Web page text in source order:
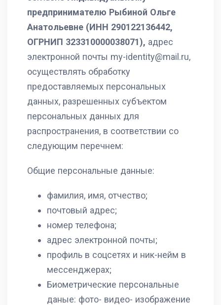
предпринимателю Рыбиной Ольге
Анатольевне (ИНН 290122136442,
ОГРНИП 323310000038071), адрес
электронной почты my-identity@mail.ru,
осуществлять обработку
предоставляемых персональных
данных, разрешенных субъектом
персональных данных для
распространения, в соответствии со
следующим перечнем:
Общие персональные данные:
фамилия, имя, отчество;
почтовый адрес;
номер телефона;
адрес электронной почты;
профиль в соцсетях и ник-нейм в
мессенджерах;
Биометрические персональные
даные: фото- видео- изображение